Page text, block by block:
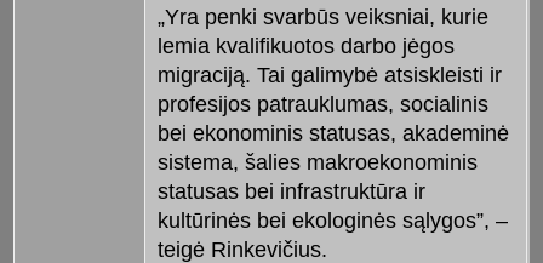
„Yra penki svarbūs veiksniai, kurie
lemia kvalifikuotos darbo jėgos
migraciją. Tai galimybė atsiskleisti ir
profesijos patrauklumas, socialinis
bei ekonominis statusas, akademinė
sistema, šalies makroekonominis
statusas bei infrastruktūra ir
kultūrinės bei ekologinės sąlygos”, –
teigė Rinkevičius.